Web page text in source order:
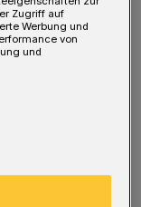
Zufahrt zu
Zugriff auf
Werbung und
von
und